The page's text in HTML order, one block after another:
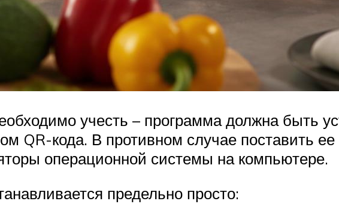
учесть – программа должна быть
QR-кода. В противном случае поставить
операционной системы на компьютере.
предельно просто: